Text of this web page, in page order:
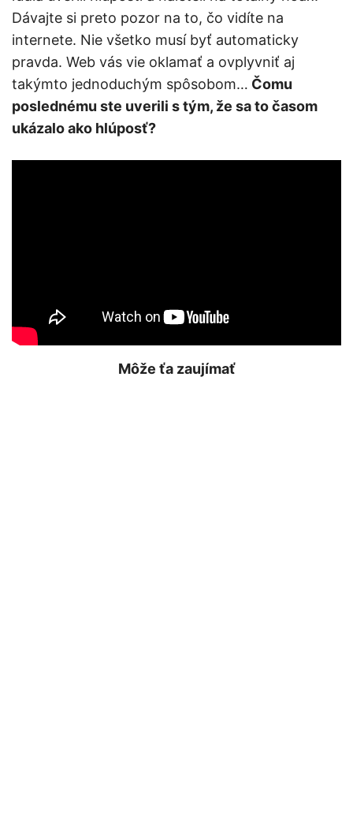
Dávajte si preto pozor na to, čo vidíte na
internete. Nie všetko musí byť automaticky
pravda. Web vás vie oklamať a ovplyvniť aj
takýmto jednoduchým spôsobom… Čomu
poslednému ste uverili s tým, že sa to časom
ukázalo ako hlúposť?
Môže ťa zaujímať